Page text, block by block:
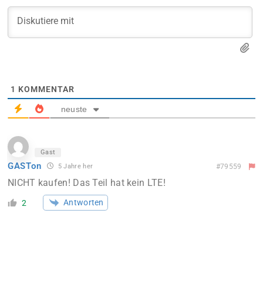
1 KOMMENTAR
neuste
Gast
GASTon 5 Jahre her #79559
NICHT kaufen! Das Teil hat kein LTE!
2 Antworten